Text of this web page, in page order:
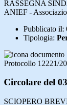
RASSEGNA
ANIEF -
Pubblicato il:
Tipologia:
Protocollo 12221/
Circolare del
SCIOPERO